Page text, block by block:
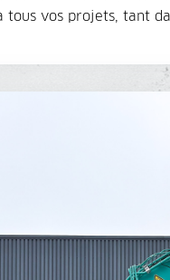
tous vos projets, tant